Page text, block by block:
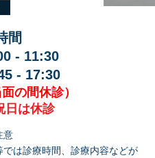
間
- 11:30
- 17:30
の間休診）
は休診
意
は診療時間、診療内容などが